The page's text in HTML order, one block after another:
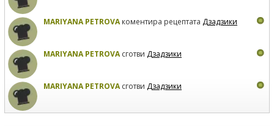
MARIYANA PETROVAкоментира рецептата Дзадзики
MARIYANA PETROVAсготви Дзадзики
MARIYANA PETROVAсготви Дзадзики